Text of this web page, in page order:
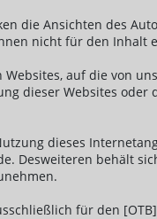
die Ansichten des
nicht für den
auf die von
dieser Websites
dieses
Desweiteren behält
für den